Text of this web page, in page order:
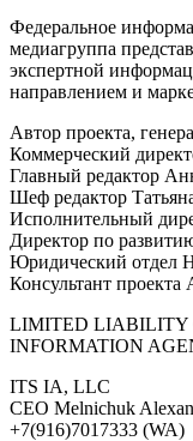
Федеральное
медиагруппа
экспертной
направлением и
Автор проекта,
Коммерческий
Главный редактор
Шеф редактор
Исполнительный
Директор по
Юридический отдел
Консультант
LIMITED LIABILITY
INFORMATION
ITS IA, LLC
CEO Melnichuk
+7(916)7017333 (WA)